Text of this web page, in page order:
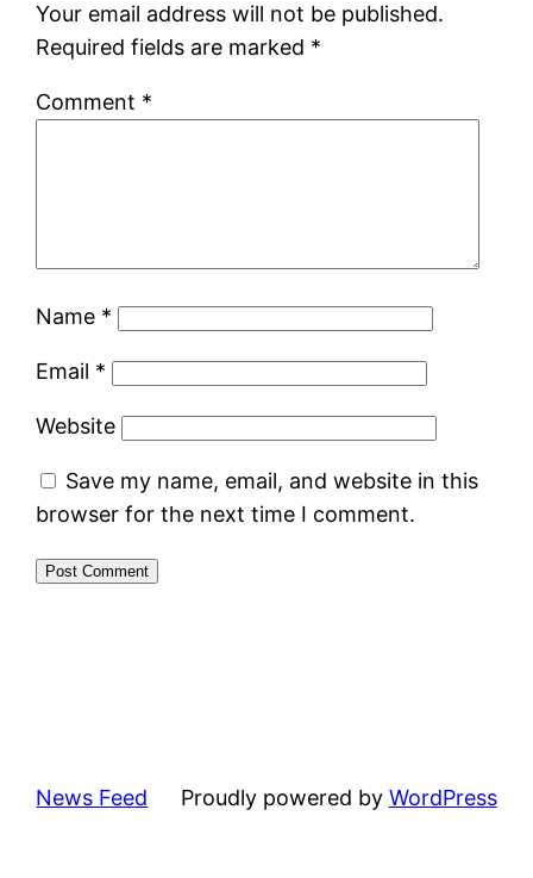
Your email address will not be published.
Required fields are marked *
Comment *
Name *
Email *
Website
Save my name, email, and website in this
browser for the next time I comment.
News Feed Proudly powered by WordPress